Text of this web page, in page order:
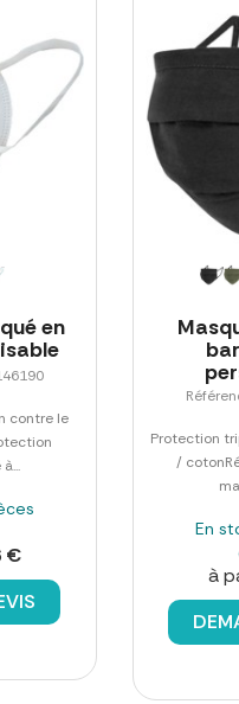
en
contre le
€
Protection
/
En
à